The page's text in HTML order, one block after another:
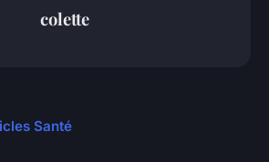
colette
Santé